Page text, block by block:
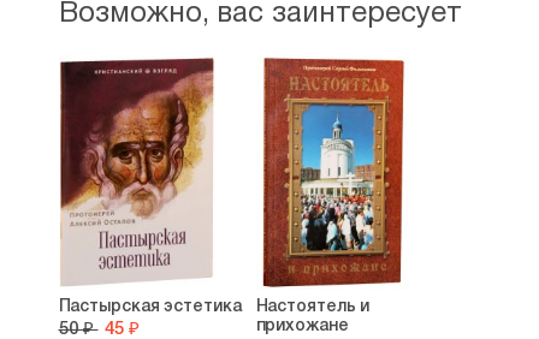
Возможно, вас заинтересует
Пастырская эстетика
50 ₽ 45 ₽
Настоятель и
прихожане